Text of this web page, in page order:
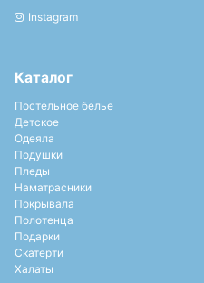
Instagram
Каталог
Постельное белье
Детское
Одеяла
Подушки
Пледы
Наматрасники
Покрывала
Полотенца
Подарки
Скатерти
Халаты